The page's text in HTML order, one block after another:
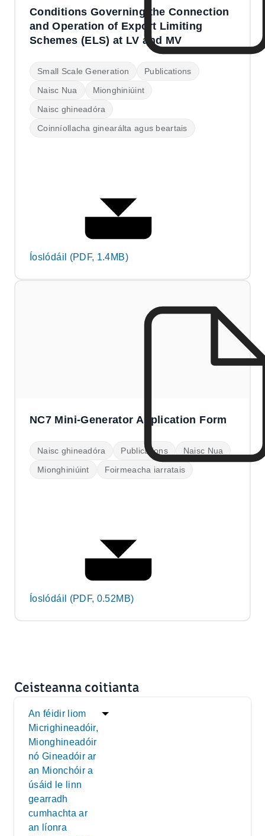
Conditions Governing the Connection
and Operation of Export Limiting
Schemes (ELS) at LV and MV
Small Scale Generation
Publications
Naisc Nua
Mionghiniúint
Naisc ghineadóra
Coinníollacha ginearálta agus beartais
Íoslódáil (PDF, 1.4MB)
NC7 Mini-Generator Application Form
Naisc ghineadóra Publications
Naisc Nua
Mionghiniúint
​Foirmeacha iarratais
Íoslódáil (PDF, 0.52MB)
Ceisteanna coitianta
An féidir liom
Micrighineadóir,
Mionghineadóir
nó Gineadóir ar
an Mionchóir a
úsáid le linn
gearradh
cumhachta ar
an líonra